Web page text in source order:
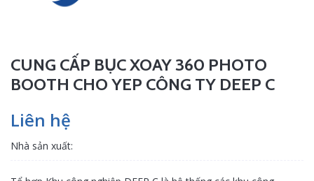
CUNG CẤP BỤC XOAY 360 PHOTO
BOOTH CHO YEP CÔNG TY DEEP C
Liên hệ
Nhà sản xuất: